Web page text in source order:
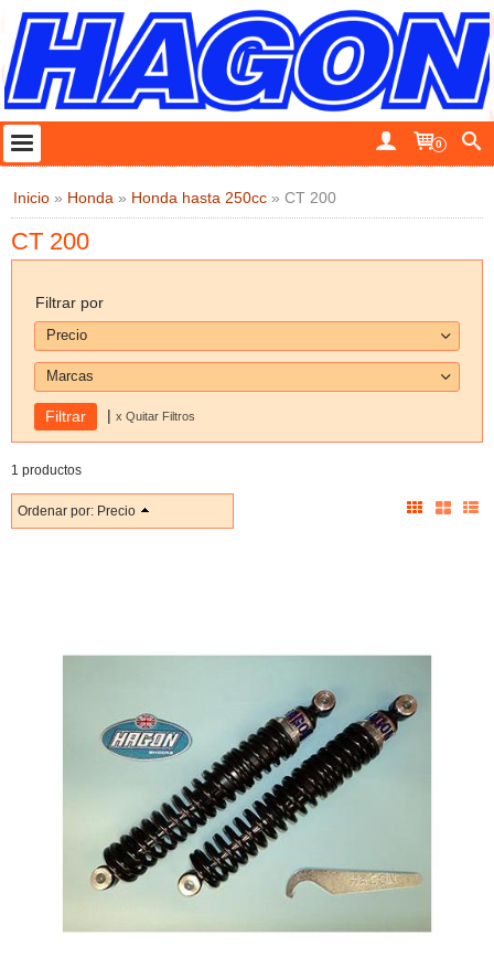
0
Inicio » Honda » Honda hasta 250cc » CT 200
CT 200
Filtrar por
Precio
Marcas
| x Quitar Filtros
1 productos
Ordenar por: Precio